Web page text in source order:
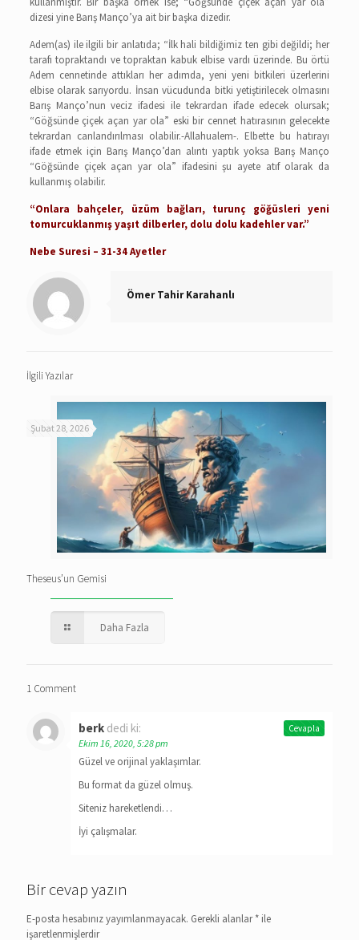
dizesi yine Barış Manço’ya ait bir başka dizedir.
Adem(as) ile ilgili bir anlatıda; “İlk hali bildiğimiz ten gibi değildi; her
tarafı topraktandı ve topraktan kabuk elbise vardı üzerinde. Bu örtü
Adem cennetinde attıkları her adımda, yeni yeni bitkileri üzerlerini
elbise olarak sarıyordu. İnsan vücudunda bitki yetiştirilecek olmasını
Barış Manço’nun veciz ifadesi ile tekrardan ifade edecek olursak;
“Göğsünde çiçek açan yar ola” eski bir cennet hatırasının gelecekte
tekrardan canlandırılması olabilir.-Allahualem-. Elbette bu hatırayı
ifade etmek için Barış Manço’dan alıntı yaptık yoksa Barış Manço
“Göğsünde çiçek açan yar ola” ifadesini şu ayete atıf olarak da
kullanmış olabilir.
“Onlara bahçeler, üzüm bağları, turunç göğüsleri yeni
tomurcuklanmış yaşıt dilberler, dolu dolu kadehler var.”
Nebe Suresi – 31-34 Ayetler
Ömer Tahir Karahanlı
İlgili Yazılar
Şubat 28, 2026
Theseus’un Gemisi
Daha Fazla
1 Comment
berk dedi ki:
Ekim 16, 2020, 5:28 pm
Güzel ve orijinal yaklaşımlar.
Bu format da güzel olmuş.
Siteniz hareketlendi…
İyi çalışmalar.
Cevapla
Bir cevap yazın
E-posta hesabınız yayımlanmayacak. Gerekli alanlar* ile
işaretlenmişlerdir